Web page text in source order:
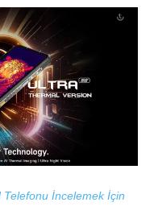
İncelemek İçin